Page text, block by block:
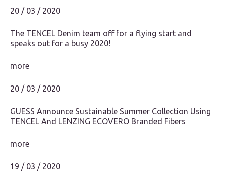
20 / 03 / 2020
The TENCEL Denim team off for a flying start and
speaks out for a busy 2020!
more
20 / 03 / 2020
GUESS Announce Sustainable Summer Collection Using
TENCEL And LENZING ECOVERO Branded Fibers
more
19 / 03 / 2020